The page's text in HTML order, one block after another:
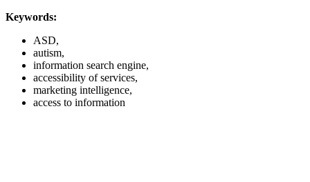
Keywords:
ASD,
autism,
information search engine,
accessibility of services,
marketing intelligence,
access to information